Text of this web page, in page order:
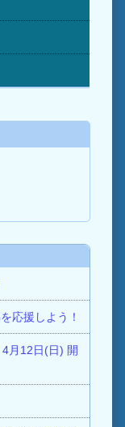
応援しよう！
月12日(日) 開